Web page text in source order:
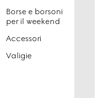
Borse e borsoni
per il weekend
Accessori
Valigie